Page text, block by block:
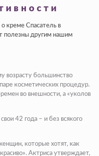
креме Спасатель в
полезны другим нашим
возрасту большинство
косметических процедур.
во внешности, а «уколов
42 года – и без всякого
которые хотят, как
Актриса утверждает,